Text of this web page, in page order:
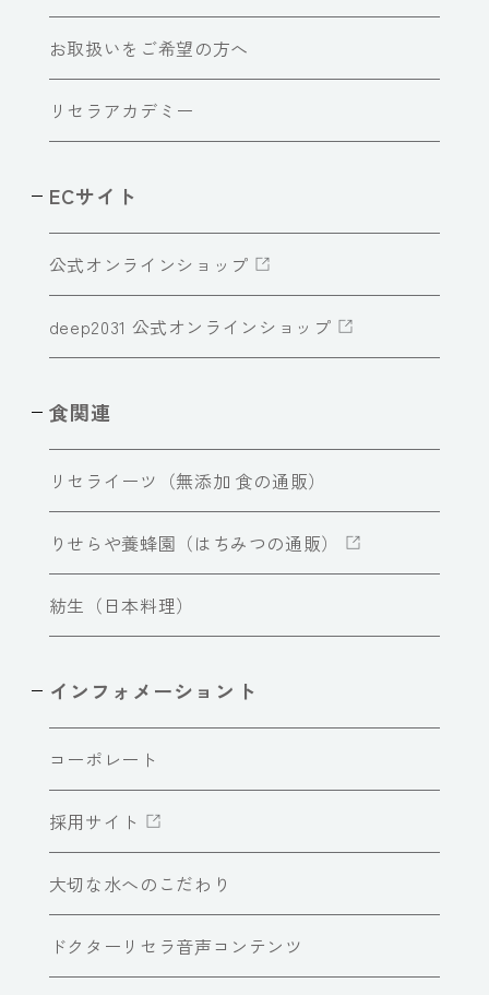
お取扱いをご希望の方へ
リセラアカデミー
ECサイト
公式オンラインショップ
deep2031 公式オンラインショップ
食関連
リセライーツ（無添加 食の通販）
りせらや養蜂園（はちみつの通販）
紡生（日本料理）
インフォメーショント
コーポレート
採用サイト
大切な水へのこだわり
ドクターリセラ音声コンテンツ